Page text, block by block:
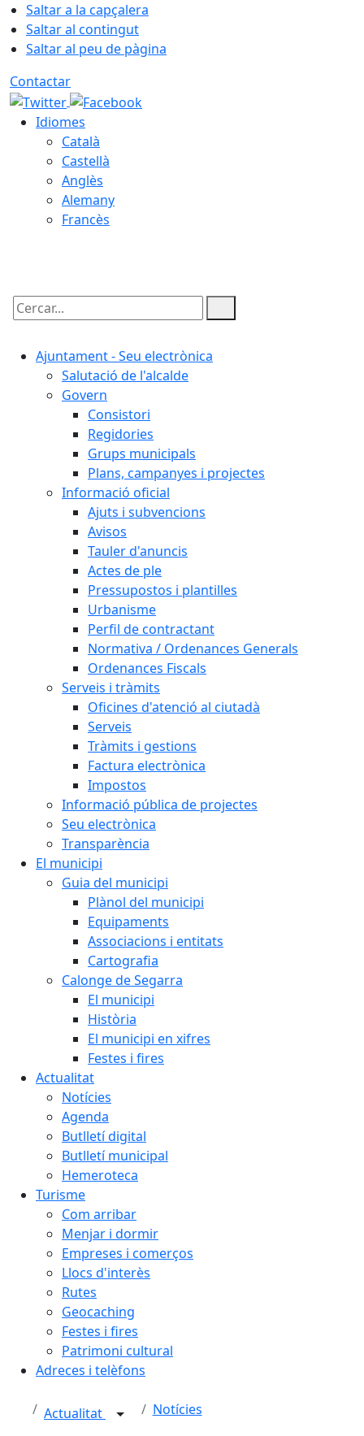
Saltar a la capçalera
Saltar al contingut
Saltar al peu de pàgina
Contactar
Idiomes
Català
Castellà
Anglès
Alemany
Francès
Cercar:
Ajuntament - Seu electrònica
Salutació de l'alcalde
Govern
Consistori
Regidories
Grups municipals
Plans, campanyes i projectes
Informació oficial
Ajuts i subvencions
Avisos
Tauler d'anuncis
Actes de ple
Pressupostos i plantilles
Urbanisme
Perfil de contractant
Normativa / Ordenances Generals
Ordenances Fiscals
Serveis i tràmits
Oficines d'atenció al ciutadà
Serveis
Tràmits i gestions
Factura electrònica
Impostos
Informació pública de projectes
Seu electrònica
Transparència
El municipi
Guia del municipi
Plànol del municipi
Equipaments
Associacions i entitats
Cartografia
Calonge de Segarra
El municipi
Història
El municipi en xifres
Festes i fires
Actualitat
Notícies
Agenda
Butlletí digital
Butlletí municipal
Hemeroteca
Turisme
Com arribar
Menjar i dormir
Empreses i comerços
Llocs d'interès
Rutes
Geocaching
Festes i fires
Patrimoni cultural
Adreces i telèfons
Actualitat Notícies